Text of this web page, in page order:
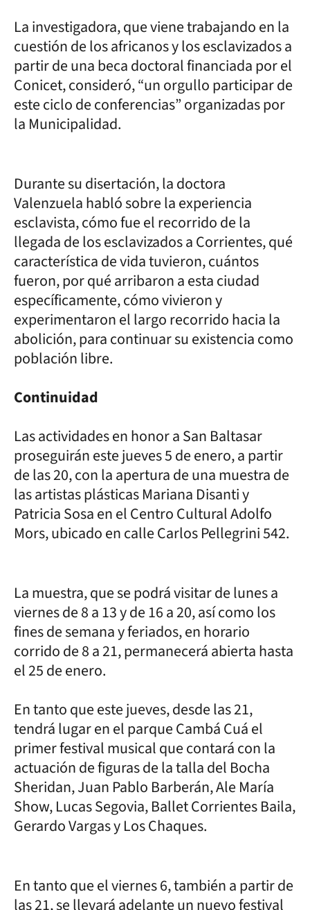
La investigadora, que viene trabajando en la
cuestión de los africanos y los esclavizados a
partir de una beca doctoral financiada por el
Conicet, consideró, “un orgullo participar de
este ciclo de conferencias” organizadas por
la Municipalidad.
Durante su disertación, la doctora
Valenzuela habló sobre la experiencia
esclavista, cómo fue el recorrido de la
llegada de los esclavizados a Corrientes, qué
característica de vida tuvieron, cuántos
fueron, por qué arribaron a esta ciudad
específicamente, cómo vivieron y
experimentaron el largo recorrido hacia la
abolición, para continuar su existencia como
población libre.
Continuidad
Las actividades en honor a San Baltasar
proseguirán este jueves 5 de enero, a partir
de las 20, con la apertura de una muestra de
las artistas plásticas Mariana Disanti y
Patricia Sosa en el Centro Cultural Adolfo
Mors, ubicado en calle Carlos Pellegrini 542.
La muestra, que se podrá visitar de lunes a
viernes de 8 a 13 y de 16 a 20, así como los
fines de semana y feriados, en horario
corrido de 8 a 21, permanecerá abierta hasta
el 25 de enero.
En tanto que este jueves, desde las 21,
tendrá lugar en el parque Cambá Cuá el
primer festival musical que contará con la
actuación de figuras de la talla del Bocha
Sheridan, Juan Pablo Barberán, Ale María
Show, Lucas Segovia, Ballet Corrientes Baila,
Gerardo Vargas y Los Chaques.
En tanto que el viernes 6, también a partir de
las 21, se llevará adelante un nuevo festival